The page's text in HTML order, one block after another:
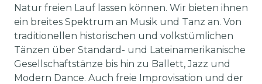
Natur freien Lauf lassen können. Wir bieten ihnen
ein breites Spektrum an Musik und Tanz an. Von
traditionellen historischen und volkstümlichen
Tänzen über Standard- und Lateinamerikanische
Gesellschaftstänze bis hin zu Ballett, Jazz und
Modern Dance. Auch freie Improvisation und der